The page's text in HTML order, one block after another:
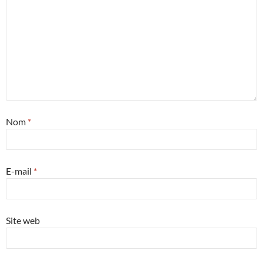
Nom *
E-mail *
Site web